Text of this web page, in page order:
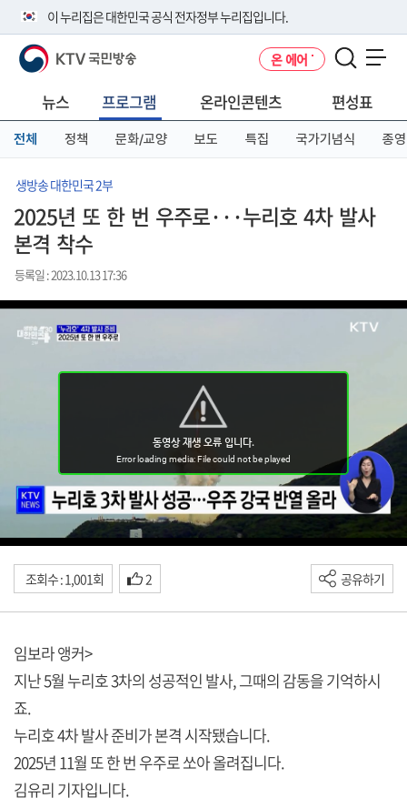
이 누리집은 대한민국 공식 전자정부 누리집입니다.
공식 누리집 주소 확인하기
니다.
이밖에 or.kr 또는 .kr등 다른 도메인 주소를 사용하고 있다면 아래 URL에
서 도메인 주소를 확인해 보세요
KTV 국민방송 온 에어
뉴스 프로그램 온라인콘텐츠 편성표
전체 정책 문화/교양 보도 특집 국가기념식 종영
생방송 대한민국 2부
2025년 또 한 번 우주로···누리호 4차 발사
본격 착수
등록일 : 2023.10.13 17:36
조회수 : 1,001회 2 공유하기
임보라 앵커>
지난 5월 누리호 3차의 성공적인 발사, 그때의 감동을 기억하시
죠.
누리호 4차 발사 준비가 본격 시작됐습니다.
2025년 11월 또 한 번 우주로 쏘아 올려집니다.
김유리 기자입니다.